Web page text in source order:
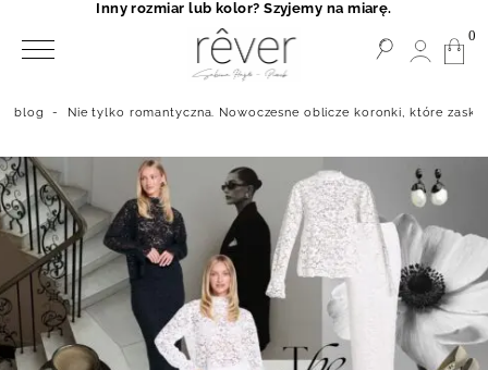
blog - Nie tylko romantyczna. Nowoczesne oblicze koronki, które
0
Inny rozmiar lub kolor? Szyjemy na miarę.